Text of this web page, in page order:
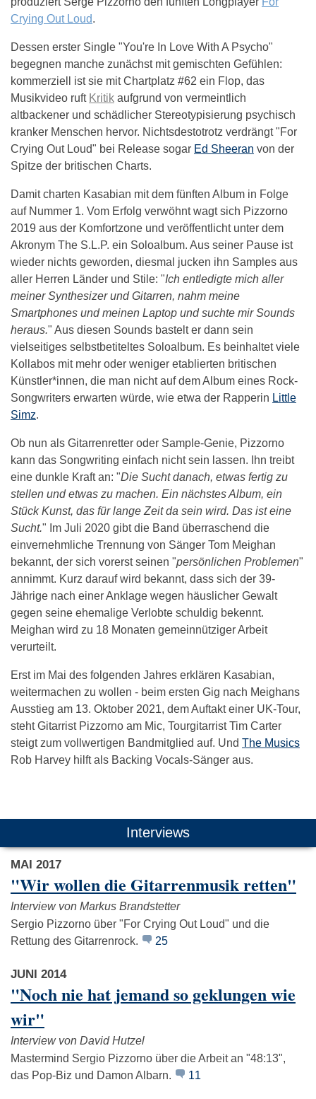
Crying Out Loud.
Dessen erster Single "You're In Love With A Psycho"
begegnen manche zunächst mit gemischten Gefühlen:
kommerziell ist sie mit Chartplatz #62 ein Flop, das
Musikvideo ruft Kritik aufgrund von vermeintlich
altbackener und schädlicher Stereotypisierung psychisch
kranker Menschen hervor. Nichtsdestotrotz verdrängt "For
Crying Out Loud" bei Release sogar Ed Sheeran von der
Spitze der britischen Charts.
Damit charten Kasabian mit dem fünften Album in Folge
auf Nummer 1. Vom Erfolg verwöhnt wagt sich Pizzorno
2019 aus der Komfortzone und veröffentlicht unter dem
Akronym The S.L.P. ein Soloalbum. Aus seiner Pause ist
wieder nichts geworden, diesmal jucken ihn Samples aus
aller Herren Länder und Stile: "Ich entledigte mich aller
meiner Synthesizer und Gitarren, nahm meine
Smartphones und meinen Laptop und suchte mir Sounds
heraus." Aus diesen Sounds bastelt er dann sein
vielseitiges selbstbetiteltes Soloalbum. Es beinhaltet viele
Kollabos mit mehr oder weniger etablierten britischen
Künstler*innen, die man nicht auf dem Album eines Rock-
Songwriters erwarten würde, wie etwa der Rapperin Little
Simz.
Ob nun als Gitarrenretter oder Sample-Genie, Pizzorno
kann das Songwriting einfach nicht sein lassen. Ihn treibt
eine dunkle Kraft an: "Die Sucht danach, etwas fertig zu
stellen und etwas zu machen. Ein nächstes Album, ein
Stück Kunst, das für lange Zeit da sein wird. Das ist eine
Sucht." Im Juli 2020 gibt die Band überraschend die
einvernehmliche Trennung von Sänger Tom Meighan
bekannt, der sich vorerst seinen "persönlichen Problemen"
annimmt. Kurz darauf wird bekannt, dass sich der 39-
Jährige nach einer Anklage wegen häuslicher Gewalt
gegen seine ehemalige Verlobte schuldig bekennt.
Meighan wird zu 18 Monaten gemeinnütziger Arbeit
verurteilt.
Erst im Mai des folgenden Jahres erklären Kasabian,
weitermachen zu wollen - beim ersten Gig nach Meighans
Ausstieg am 13. Oktober 2021, dem Auftakt einer UK-Tour,
steht Gitarrist Pizzorno am Mic, Tourgitarrist Tim Carter
steigt zum vollwertigen Bandmitglied auf. Und The Musics
Rob Harvey hilft als Backing Vocals-Sänger aus.
Das könnte Dich auch interessieren:
Muse Kings Of Leon
Interviews
MAI 2017
"Wir wollen die Gitarrenmusik retten"
Interview von Markus Brandstetter
Sergio Pizzorno über "For Crying Out Loud" und die
Rettung des Gitarrenrock.
25
JUNI 2014
"Noch nie hat jemand so geklungen wie
wir"
Interview von David Hutzel
Mastermind Sergio Pizzorno über die Arbeit an "48:13",
das Pop-Biz und Damon Albarn.
11